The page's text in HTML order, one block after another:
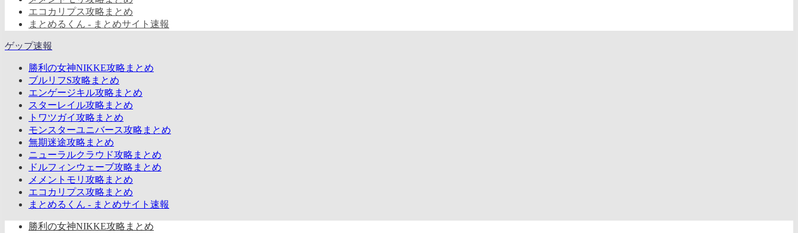
エコカリプス攻略まとめ
まとめるくん - まとめサイト速報
ゲップ速報
勝利の女神NIKKE攻略まとめ
ブルリフS攻略まとめ
エンゲージキル攻略まとめ
スターレイル攻略まとめ
トワツガイ攻略まとめ
モンスターユニバース攻略まとめ
無期迷途攻略まとめ
ニューラルクラウド攻略まとめ
ドルフィンウェーブ攻略まとめ
メメントモリ攻略まとめ
エコカリプス攻略まとめ
まとめるくん - まとめサイト速報
勝利の女神NIKKE攻略まとめ